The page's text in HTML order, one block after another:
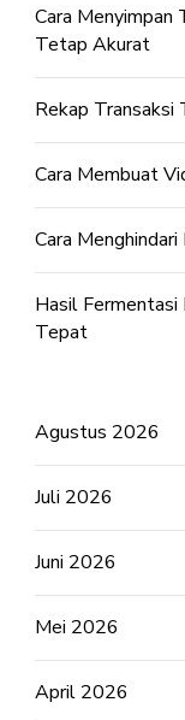
Cara
Tetap Akurat
Rekap Transaksi
Cara Membuat
Cara
Hasil Fermentasi
Tepat
Agustus 2026
Juli 2026
Juni 2026
Mei 2026
April 2026